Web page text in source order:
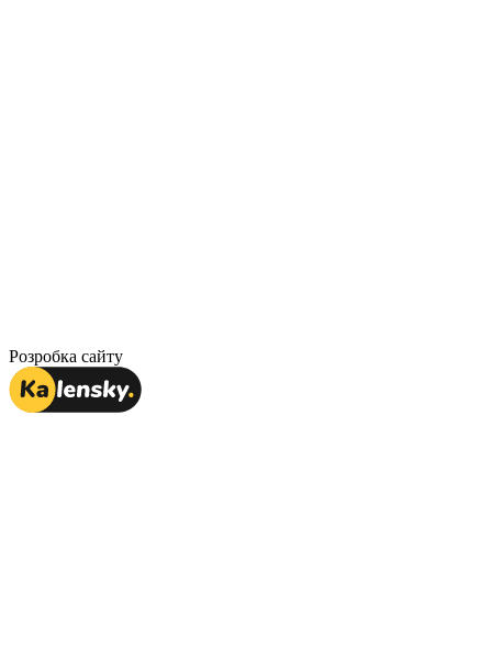
Розробка сайту